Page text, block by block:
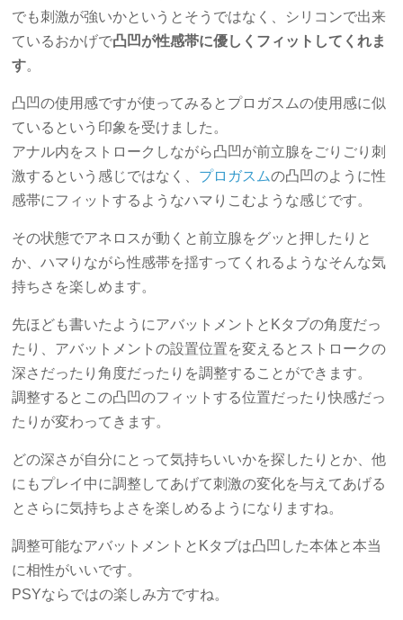
でも刺激が強いかというとそうではなく、シリコンで出来
ているおかげで凸凹が性感帯に優しくフィットしてくれま
す。
凸凹の使用感ですが使ってみるとプロガスムの使用感に似
ているという印象を受けました。
アナル内をストロークしながら凸凹が前立腺をごりごり刺
激するという感じではなく、 プロガスムの凸凹のように性
感帯にフィットするようなハマりこむような感じです。
その状態でアネロスが動くと前立腺をグッと押したりと
か、ハマりながら性感帯を揺すってくれるようなそんな気
持ちさを楽しめます。
先ほども書いたようにアバットメントとKタブの角度だっ
たり、アバットメントの設置位置を変えるとストロークの
深さだったり角度だったりを調整することができます。
調整するとこの凸凹のフィットする位置だったり快感だっ
たりが変わってきます。
どの深さが自分にとって気持ちいいかを探したりとか、他
にもプレイ中に調整してあげて刺激の変化を与えてあげる
とさらに気持ちよさを楽しめるようになりますね。
調整可能なアバットメントとKタブは凸凹した本体と本当
に相性がいいです。
PSYならではの楽しみ方ですね。